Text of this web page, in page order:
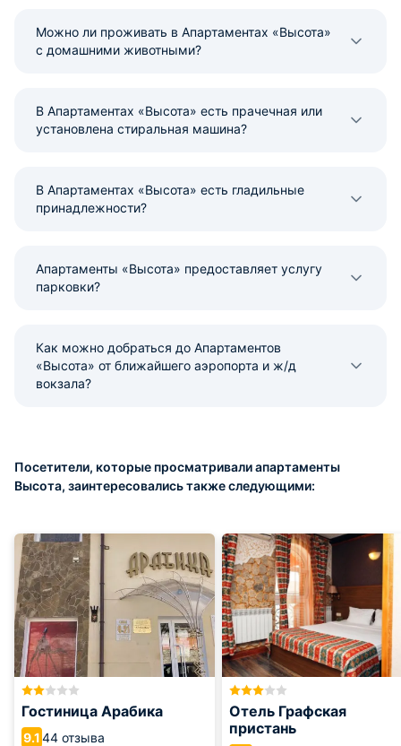
Можно ли проживать в Апартаментах «Высота»
с домашними животными?
В Апартаментах «Высота» есть прачечная или
установлена стиральная машина?
В Апартаментах «Высота» есть гладильные
принадлежности?
Апартаменты «Высота» предоставляет услугу
парковки?
Как можно добраться до Апартаментов
«Высота» от ближайшего аэропорта и ж/д
вокзала?
Посетители, которые просматривали апартаменты
Высота, заинтересовались также следующими:
Гостиница Арабика
9.144 отзыва
Отель Графская
пристань